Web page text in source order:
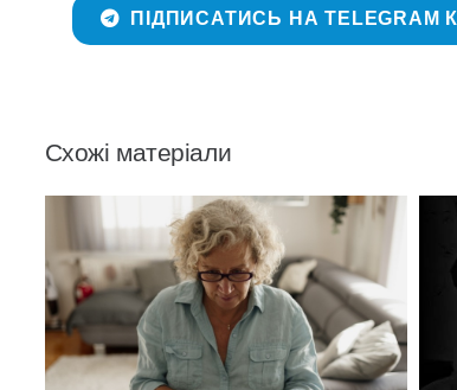
ПІДПИСАТИСЬ НА TELEGRAM
Схожі матеріали